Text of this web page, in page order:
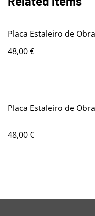
Placa Estaleiro de Obra
48,00 €
Placa Estaleiro de Obra
48,00 €